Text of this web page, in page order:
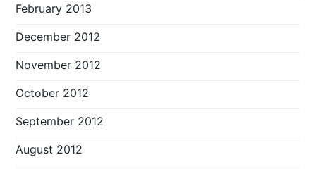
February 2013
December 2012
November 2012
October 2012
September 2012
August 2012